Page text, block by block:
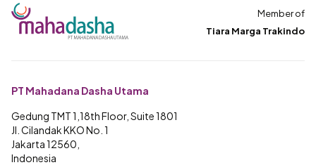
Member of
Tiara Marga Trakindo
PT Mahadana Dasha Utama
Gedung TMT 1,18th Floor, Suite 1801
Jl. Cilandak KKO No. 1
Jakarta 12560,
Indonesia